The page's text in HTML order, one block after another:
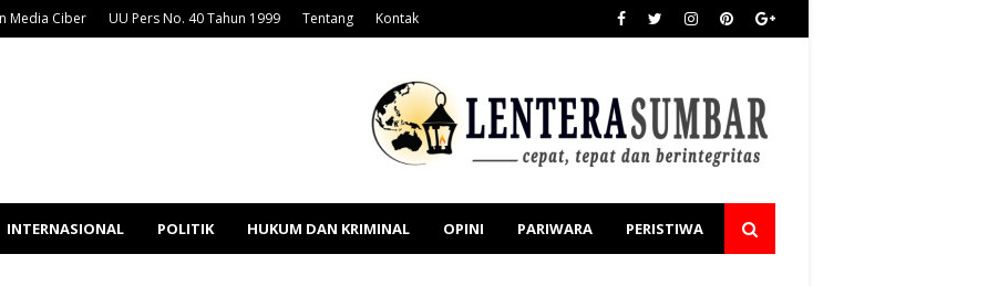
Media Ciber UU Pers No. 40 Tahun 1999 Tentang Kontak
INTERNASIONAL POLITIK HUKUM DAN KRIMINAL OPINI PARIWARA PERISTIWA